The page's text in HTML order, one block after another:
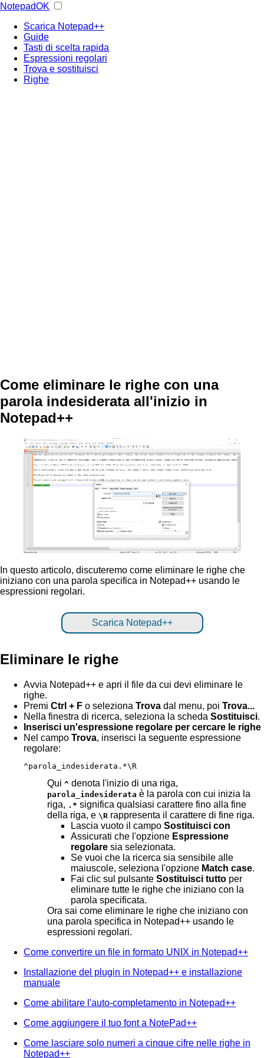
NotepadOK
Scarica Notepad++
Guide
Tasti di scelta rapida
Espressioni regolari
Trova e sostituisci
Righe
Come eliminare le righe con una
parola indesiderata all'inizio in
Notepad++
In questo articolo, discuteremo come eliminare le righe che
iniziano con una parola specifica in Notepad++ usando le
espressioni regolari.
Scarica Notepad++
Eliminare le righe
Avvia Notepad++ e apri il file da cui devi eliminare le
righe.
Premi Ctrl + F o seleziona Trova dal menu, poi Trova...
Nella finestra di ricerca, seleziona la scheda Sostituisci.
Inserisci un'espressione regolare per cercare le righe
Nel campo Trova, inserisci la seguente espressione
regolare:
^parola_indesiderata.*\R
Qui ^ denota l'inizio di una riga,
parola_indesiderata è la parola con cui inizia la
riga, .* significa qualsiasi carattere fino alla fine
della riga, e \R rappresenta il carattere di fine riga.
Lascia vuoto il campo Sostituisci con
Assicurati che l'opzione Espressione
regolare sia selezionata.
Se vuoi che la ricerca sia sensibile alle
maiuscole, seleziona l'opzione Match case.
Fai clic sul pulsante Sostituisci tutto per
eliminare tutte le righe che iniziano con la
parola specificata.
Ora sai come eliminare le righe che iniziano con
una parola specifica in Notepad++ usando le
espressioni regolari.
Come convertire un file in formato UNIX in Notepad++
Installazione del plugin in Notepad++ e installazione
manuale
Come abilitare l'auto-completamento in Notepad++
Come aggiungere il tuo font a NotePad++
Come lasciare solo numeri a cinque cifre nelle righe in
Notepad++